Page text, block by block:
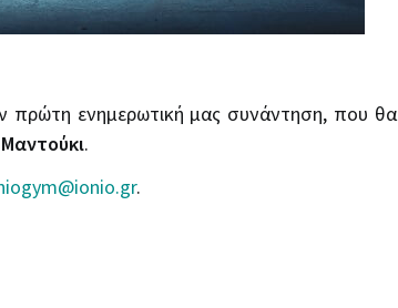
πρώτη ενημερωτική μας συνάντηση, που θα
Μαντούκι.
.